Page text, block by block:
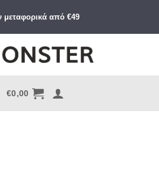
μεταφορικά από €49
€0,00